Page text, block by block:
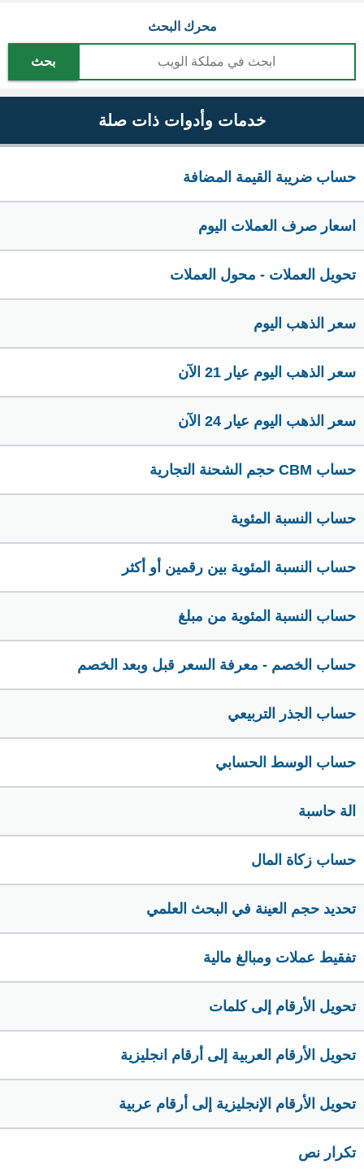
محرك البحث
بحث
خدمات وأدوات ذات صلة
حساب ضريبة القيمة المضافة
اسعار صرف العملات اليوم
تحويل العملات - محول العملات
سعر الذهب اليوم
سعر الذهب اليوم عيار 21 الآن
سعر الذهب اليوم عيار 24 الآن
حساب CBM حجم الشحنة التجارية
حساب النسبة المئوية
حساب النسبة المئوية بين رقمين أو أكثر
حساب النسبة المئوية من مبلغ
حساب الخصم - معرفة السعر قبل وبعد الخصم
حساب الجذر التربيعي
حساب الوسط الحسابي
الة حاسبة
حساب زكاة المال
تحديد حجم العينة في البحث العلمي
تفقيط عملات ومبالغ مالية
تحويل الأرقام إلى كلمات
تحويل الأرقام العربية إلى أرقام انجليزية
تحويل الأرقام الإنجليزية إلى أرقام عربية
تكرار نص